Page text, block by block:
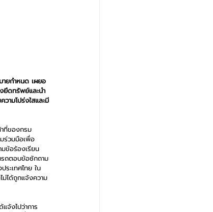
ายกำหนด เผยอ
ยึดทรัพย์และนำ
ามโปร่งใสและมี
ที่ของกรม
ร่วมมือเพื่อ
ข้อร้องเรียน
รถตอบข้อซักถาม
ะเทศไทย ใน
ได้ถูกแจ้งความ
จ้งไปว่าการ